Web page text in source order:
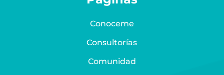
Conoceme
Consultorías
Comunidad